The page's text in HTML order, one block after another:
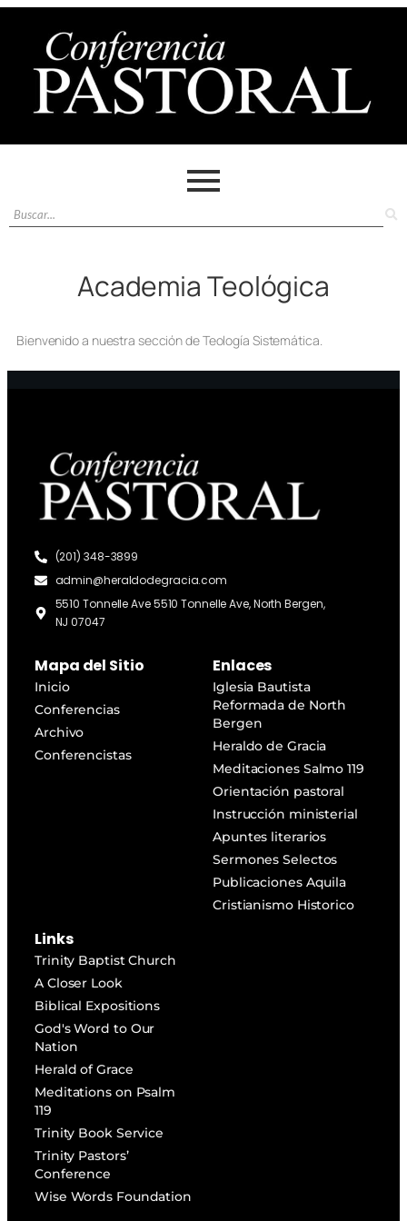
Academia Teológica
Bienvenido a nuestra sección de Teología Sistemática.
(201) 348-3899
admin@heraldodegracia.com
5510 Tonnelle Ave 5510 Tonnelle Ave, North Bergen,
NJ 07047
Mapa del Sitio
Inicio
Conferencias
Archivo
Conferencistas
Enlaces
Iglesia Bautista
Reformada de North
Bergen
Heraldo de Gracia
Meditaciones Salmo 119
Orientación pastoral
Instrucción ministerial
Apuntes literarios
Sermones Selectos
Publicaciones Aquila
Cristianismo Historico
Links
Trinity Baptist Church
A Closer Look
Biblical Expositions
God's Word to Our
Nation
Herald of Grace
Meditations on Psalm
119
Trinity Book Service
Trinity Pastors’
Conference
Wise Words Foundation